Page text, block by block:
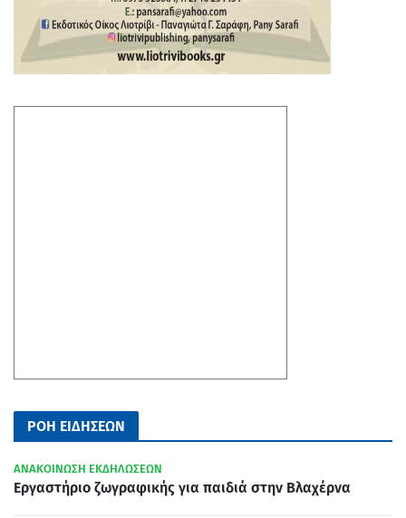
ΡΟΗ ΕΙΔΗΣΕΩΝ
ΑΝΑΚΟΙΝΩΣΗ ΕΚΔΗΛΩΣΕΩΝ
Εργαστήριο ζωγραφικής για παιδιά στην Βλαχέρνα